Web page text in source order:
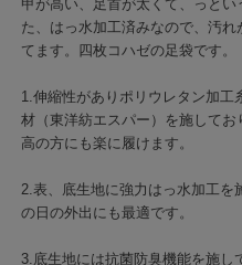
甲が高い、足首が太くて、っと
た、はっ水加工済みなので、汚
てます。四枚コハゼの足袋です。
1.伸縮性がありポリウレタン加工
材（東洋紡エスパー）を施して
高の方にも楽に履けます。
2.表、底生地に強力はっ水加工を
の日の外出にも最適です。
3.底生地には抗菌防臭機能を施し